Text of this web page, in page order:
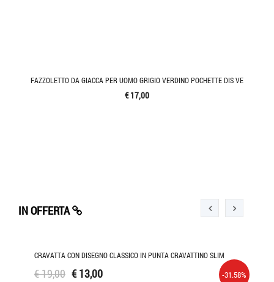
FAZZOLETTO DA GIACCA PER UOMO GRIGIO VERDINO POCHETTE DIS VE
€ 17,00
IN OFFERTA
CRAVATTA CON DISEGNO CLASSICO IN PUNTA CRAVATTINO SLIM
-31.58%
€ 19,00 € 13,00